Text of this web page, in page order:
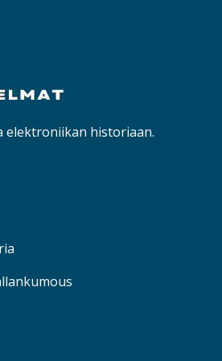
elektroniikan historiaan.